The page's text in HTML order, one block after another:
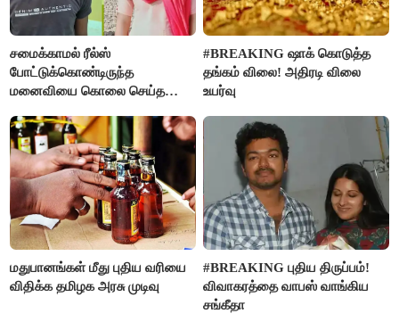
சமைக்காமல் ரீல்ஸ்
போட்டுக்கொண்டிருந்த
மனைவியை கொலை செய்த
#BREAKING ஷாக் கொடுத்த
தங்கம் விலை! அதிரடி விலை
உயர்வு
மதுபானங்கள் மீது புதிய வரியை
விதிக்க தமிழக அரசு முடிவு
#BREAKING புதிய திருப்பம்!
விவாகரத்தை வாபஸ் வாங்கிய
சங்கீதா